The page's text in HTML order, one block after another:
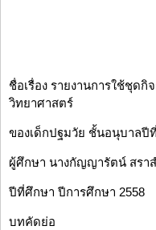
ชื่อเรื่อง รายงานการใช้ชุด
วิทยาศาสตร์
ของเด็กปฐมวัย ชั้นอนุบาลปี
ผู้ศึกษา นางกัญญารัตน์ สรา
ปีที่ศึกษา ปีการศึกษา 2558
บทคัดย่อ